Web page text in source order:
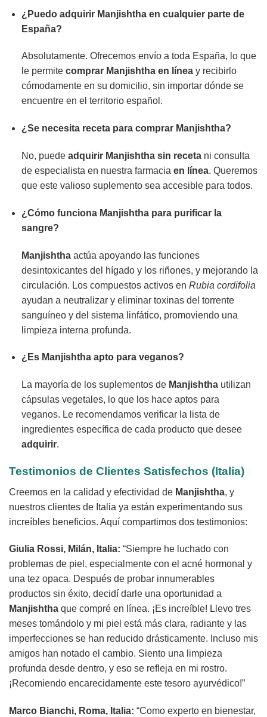
¿Puedo adquirir Manjishthaen cualquier parte de
España?
Absolutamente. Ofrecemos envío a toda España, lo que
le permite comprar Manjishtha en líneay recibirlo
cómodamente en su domicilio, sin importar dónde se
encuentre en el territorio español.
¿Se necesita receta para comprar Manjishtha?
No, puede adquirir Manjishtha sin recetani consulta
de especialista en nuestra farmacia en línea. Queremos
que este valioso suplemento sea accesible para todos.
¿Cómo funciona Manjishthapara purificar la
sangre?
Manjishthaactúa apoyando las funciones
desintoxicantes del hígado y los riñones, y mejorando la
circulación. Los compuestos activos en Rubia cordifolia
ayudan a neutralizar y eliminar toxinas del torrente
sanguíneo y del sistema linfático, promoviendo una
limpieza interna profunda.
¿Es Manjishthaapto para veganos?
La mayoría de los suplementos de Manjishthautilizan
cápsulas vegetales, lo que los hace aptos para
veganos. Le recomendamos verificar la lista de
ingredientes específica de cada producto que desee
adquirir.
Testimonios de Clientes Satisfechos (Italia)
Creemos en la calidad y efectividad de Manjishtha, y
nuestros clientes de Italia ya están experimentando sus
increíbles beneficios. Aquí compartimos dos testimonios:
Giulia Rossi, Milán, Italia: “Siempre he luchado con
problemas de piel, especialmente con el acné hormonal y
una tez opaca. Después de probar innumerables
productos sin éxito, decidí darle una oportunidad a
Manjishtha que compré en línea. ¡Es increíble! Llevo tres
meses tomándolo y mi piel está más clara, radiante y las
imperfecciones se han reducido drásticamente. Incluso mis
amigos han notado el cambio. Siento una limpieza
profunda desde dentro, y eso se refleja en mi rostro.
¡Recomiendo encarecidamente este tesoro ayurvédico!”
Marco Bianchi, Roma, Italia: “Como experto en bienestar,